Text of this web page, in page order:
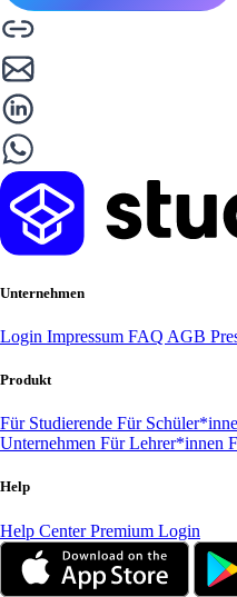
Unternehmen
Login Impressum FAQ AGB
Produkt
Für Studierende Für
Unternehmen Für Lehrer*innen
Help
Help CenterPremium Login